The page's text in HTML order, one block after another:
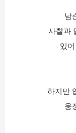
남
사찰과
있
하지만
웅